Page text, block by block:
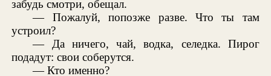
забудь смотри, обещал.
— Пожалуй, попозже разве. Что ты там
устроил?
— Да ничего, чай, водка, селедка. Пирог
подадут: свои соберутся.
— Кто именно?